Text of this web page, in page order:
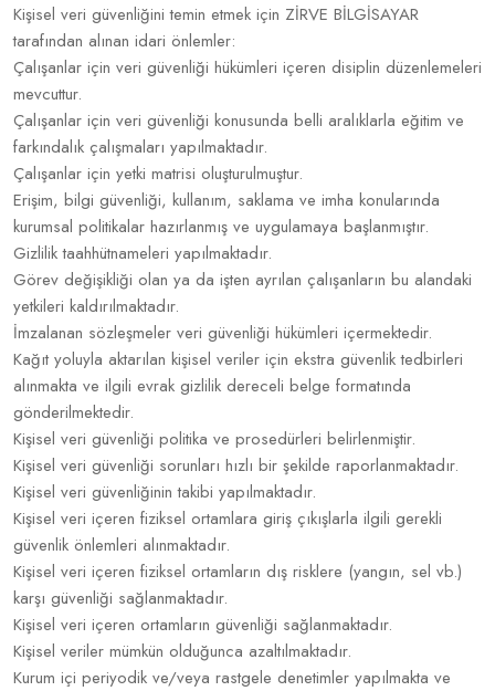
Kişisel veri güvenliğini temin etmek için ZİRVE BİLGİSAYAR
tarafından alınan idari önlemler:
Çalışanlar için veri güvenliği hükümleri içeren disiplin düzenlemeleri
mevcuttur.
Çalışanlar için veri güvenliği konusunda belli aralıklarla eğitim ve
farkındalık çalışmaları yapılmaktadır.
Çalışanlar için yetki matrisi oluşturulmuştur.
Erişim, bilgi güvenliği, kullanım, saklama ve imha konularında
kurumsal politikalar hazırlanmış ve uygulamaya başlanmıştır.
Gizlilik taahhütnameleri yapılmaktadır.
Görev değişikliği olan ya da işten ayrılan çalışanların bu alandaki
yetkileri kaldırılmaktadır.
İmzalanan sözleşmeler veri güvenliği hükümleri içermektedir.
Kağıt yoluyla aktarılan kişisel veriler için ekstra güvenlik tedbirleri
alınmakta ve ilgili evrak gizlilik dereceli belge formatında
gönderilmektedir.
Kişisel veri güvenliği politika ve prosedürleri belirlenmiştir.
Kişisel veri güvenliği sorunları hızlı bir şekilde raporlanmaktadır.
Kişisel veri güvenliğinin takibi yapılmaktadır.
Kişisel veri içeren fiziksel ortamlara giriş çıkışlarla ilgili gerekli
güvenlik önlemleri alınmaktadır.
Kişisel veri içeren fiziksel ortamların dış risklere (yangın, sel vb.)
karşı güvenliği sağlanmaktadır.
Kişisel veri içeren ortamların güvenliği sağlanmaktadır.
Kişisel veriler mümkün olduğunca azaltılmaktadır.
Kurum içi periyodik ve/veya rastgele denetimler yapılmakta ve